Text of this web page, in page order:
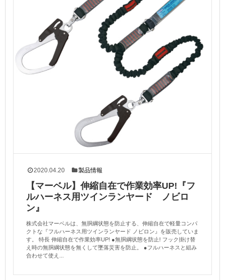
2020.04.20 製品情報
【マーベル】伸縮自在で作業効率UP!『フ
ルハーネス用ツインランヤード ノビロ
ン』
株式会社マーベルは、無胴綱状態を防止する、伸縮自在で軽量コンパ
クトな『フルハーネス用ツインランヤード ノビロン』を販売していま
す。 特長 伸縮自在で作業効率UP! ●無胴綱状態を防止! フック掛け替
え時の無胴綱状態を無くして墜落災害を防止。 ●フルハーネスと組み
合わせて使え...